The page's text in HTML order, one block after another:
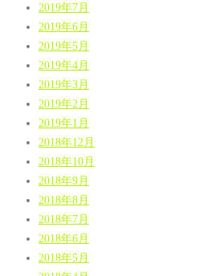
2019年7月
2019年6月
2019年5月
2019年4月
2019年3月
2019年2月
2019年1月
2018年12月
2018年10月
2018年9月
2018年8月
2018年7月
2018年6月
2018年5月